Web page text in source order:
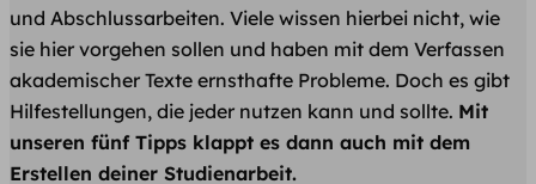
und Abschlussarbeiten. Viele wissen hierbei nicht, wie
sie hier vorgehen sollen und haben mit dem Verfassen
akademischer Texte ernsthafte Probleme. Doch es gibt
Hilfestellungen, die jeder nutzen kann und sollte. Mit
unseren fünf Tipps klappt es dann auch mit dem
Erstellen deiner Studienarbeit.